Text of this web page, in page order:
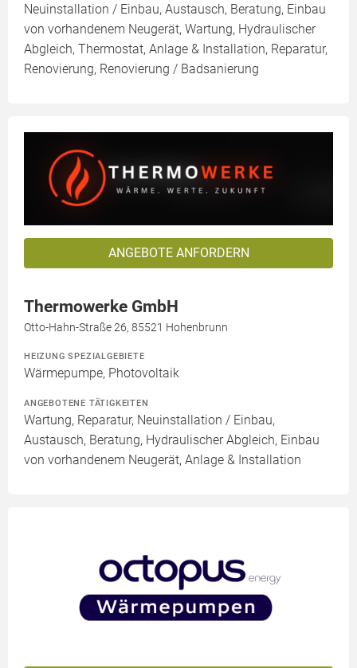
Neuinstallation / Einbau, Austausch, Beratung, Einbau
von vorhandenem Neugerät, Wartung, Hydraulischer
Abgleich, Thermostat, Anlage & Installation, Reparatur,
Renovierung, Renovierung / Badsanierung
ANGEBOTE ANFORDERN
Thermowerke GmbH
Otto-Hahn-Straße 26, 85521 Hohenbrunn
HEIZUNG SPEZIALGEBIETE
Wärmepumpe, Photovoltaik
ANGEBOTENE TÄTIGKEITEN
Wartung, Reparatur, Neuinstallation / Einbau,
Austausch, Beratung, Hydraulischer Abgleich, Einbau
von vorhandenem Neugerät, Anlage & Installation